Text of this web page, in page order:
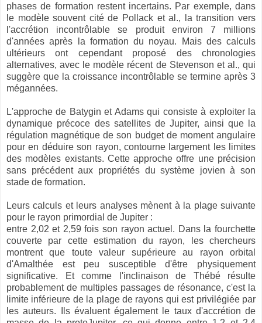
phases de formation restent incertains. Par exemple, dans
le modèle souvent cité de Pollack et al., la transition vers
l'accrétion incontrôlable se produit environ 7 millions
d'années après la formation du noyau. Mais des calculs
ultérieurs ont cependant proposé des chronologies
alternatives, avec le modèle récent de Stevenson et al., qui
suggère que la croissance incontrôlable se termine après 3
mégannées.
L'approche de Batygin et Adams qui consiste à exploiter la
dynamique précoce des satellites de Jupiter, ainsi que la
régulation magnétique de son budget de moment angulaire
pour en déduire son rayon, contourne largement les limites
des modèles existants. Cette approche offre une précision
sans précédent aux propriétés du système jovien à son
stade de formation.
Leurs calculs et leurs analyses mènent à la plage suivante
pour le rayon primordial de Jupiter :
entre 2,02 et 2,59 fois son rayon actuel. Dans la fourchette
couverte par cette estimation du rayon, les chercheurs
montrent que toute valeur supérieure au rayon orbital
d'Amalthée est peu susceptible d'être physiquement
significative. Et comme l'inclinaison de Thébé résulte
probablement de multiples passages de résonance, c'est la
limite inférieure de la plage de rayons qui est privilégiée par
les auteurs. Ils évaluent également le taux d'accrétion de